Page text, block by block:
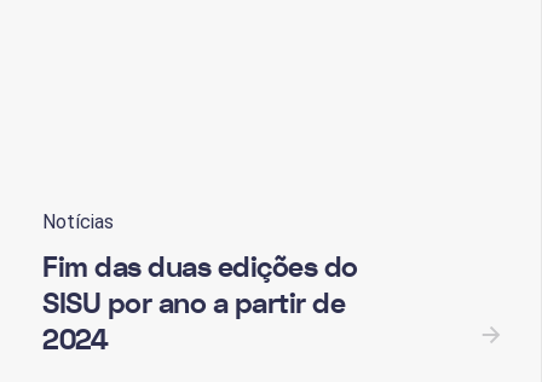
Notícias
Fim das duas edições do
SISU por ano a partir de
2024